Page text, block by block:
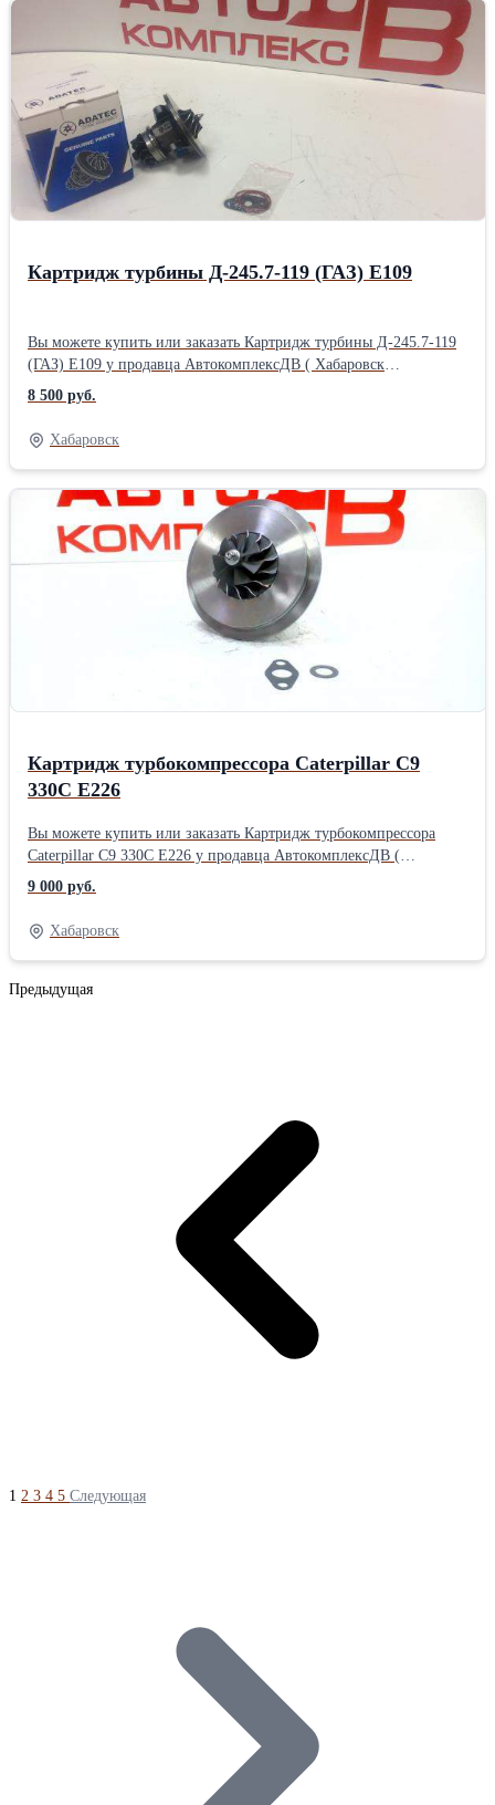
Картридж турбины Д-245.7-119 (ГАЗ) Е109
Вы можете купить или заказать Картридж турбины Д-245.7-119
(ГАЗ) Е109 у продавца АвтокомплексДВ ( Хабаровск
)Производитель: Powertec
8 500 руб.
Хабаровск
Картридж турбокомпрессора Caterpillar С9
330C Е226
Вы можете купить или заказать Картридж турбокомпрессора
Caterpillar С9 330C Е226 у продавца АвтокомплексДВ (
Хабаровск )Производитель: Powertec
9 000 руб.
Хабаровск
Предыдущая
1 2 3 4 5 Следующая